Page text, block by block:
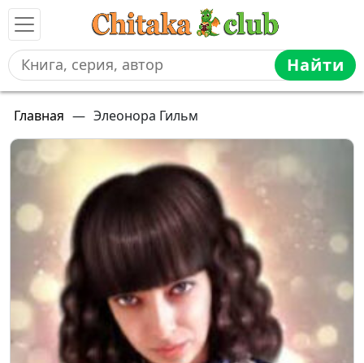
Найти
Главная — Элеонора Гильм